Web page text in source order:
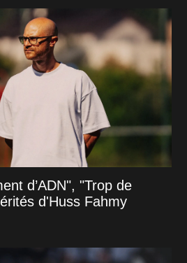
d’ADN", "Trop de
d'Huss Fahmy